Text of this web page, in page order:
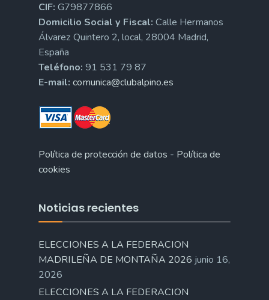
CIF: G79877866
Domicilio Social y Fiscal: Calle Hermanos
Álvarez Quintero 2, local, 28004 Madrid,
España
Teléfono: 91 531 79 87
E-mail: comunica@clubalpino.es
Política de protección de datos - Política de
cookies
Noticias recientes
ELECCIONES A LA FEDERACION
MADRILEÑA DE MONTAÑA 2026 junio 16,
2026
ELECCIONES A LA FEDERACION